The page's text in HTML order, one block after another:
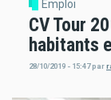
Emploi
CV Tour
habitants
28/10/2019 - 15:47par